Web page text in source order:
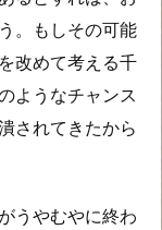
。もしその可能
改めて考える千
ようなチャンス
されてきたから
うやむやに終わ